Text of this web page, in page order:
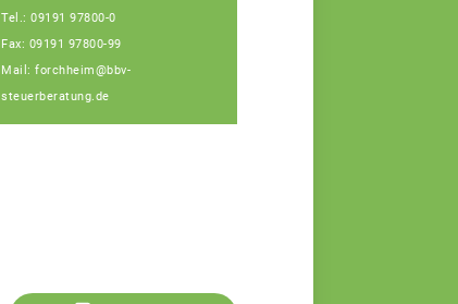
Tel.: 09191 97800-0
Fax: 09191 97800-99
Mail: forchheim@bbv-
steuerberatung.de